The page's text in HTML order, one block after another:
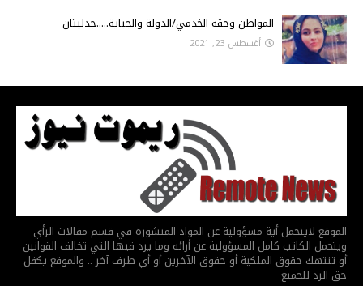
المواطن وحقه الخدمي/الدولة والجباية.....جدليتان
أغسطس 23, 2021
الموقع لايتحمل أية مسؤولية عن المواد المنشورة في قسم مقالات الرأي
ويتحمل الكاتب كامل المسؤولية عن أرائه وما يرد فيها التي تخالف القوانين
أو تنتهك حقوق الملكية أو حقوق الآخرين أو أي طرف آخر .. والموقع يكفل
حق الرد للجميع